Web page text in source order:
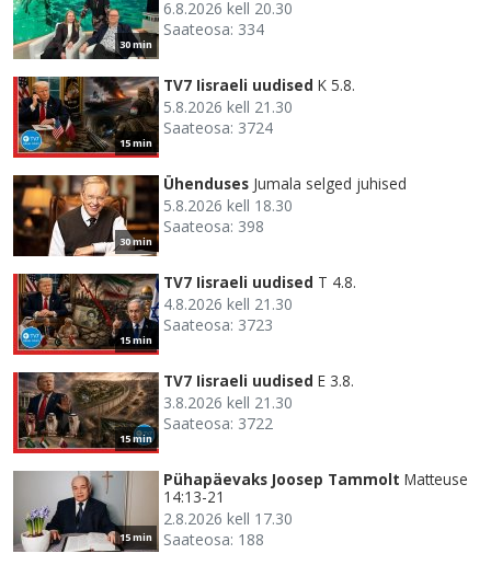
30 min
6.8.2026 kell 20.30
Saateosa: 334
15 min
TV7 Iisraeli uudised K 5.8.
5.8.2026 kell 21.30
Saateosa: 3724
30 min
Ühenduses Jumala selged juhised
5.8.2026 kell 18.30
Saateosa: 398
15 min
TV7 Iisraeli uudised T 4.8.
4.8.2026 kell 21.30
Saateosa: 3723
15 min
TV7 Iisraeli uudised E 3.8.
3.8.2026 kell 21.30
Saateosa: 3722
15 min
Pühapäevaks Joosep Tammolt Matteuse
14:13-21
2.8.2026 kell 17.30
Saateosa: 188